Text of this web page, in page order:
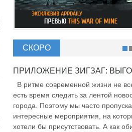
СКОРО
В ритме современной жизни не
есть время следить за лентой
города. Поэтому мы часто
интересные мероприятия, на
хотели бы присутствовать. А как